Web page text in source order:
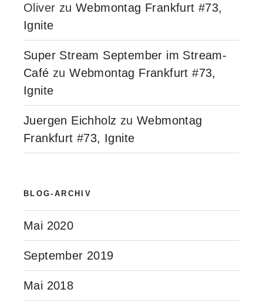
Oliver zuWebmontag Frankfurt #73,
Ignite
Super Stream September im Stream-
Café zuWebmontag Frankfurt #73,
Ignite
Juergen Eichholz zuWebmontag
Frankfurt #73, Ignite
BLOG-ARCHIV
Mai 2020
September 2019
Mai 2018